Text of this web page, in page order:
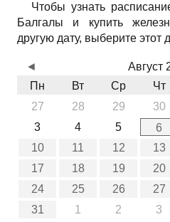
Чтобы узнать
Балгалы и купить
другую дату, выберите этот
Август
Пн
Вт Ср Чт
27
28 29 30
3
4 5 6
10
11 12 13
17
18 19 20
24
25 26 27
31
1 2 3
◄